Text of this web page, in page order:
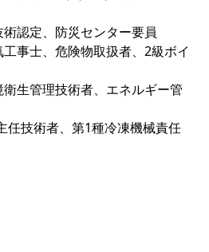
認定、防災センター要員
事士、危険物取扱者、2級ボイ
生管理技術者、エネルギー管
任技術者、第1種冷凍機械責任